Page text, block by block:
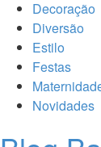
Decoração
Diversão
Estilo
Festas
Novidades